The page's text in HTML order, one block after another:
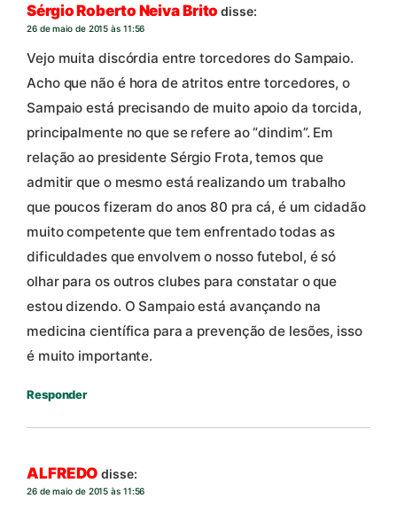
Sérgio Roberto Neiva Brito disse:
26 de maio de 2015 às 11:56
Vejo muita discórdia entre torcedores do Sampaio.
Acho que não é hora de atritos entre torcedores, o
Sampaio está precisando de muito apoio da torcida,
principalmente no que se refere ao “dindim”. Em
relação ao presidente Sérgio Frota, temos que
admitir que o mesmo está realizando um trabalho
que poucos fizeram do anos 80 pra cá, é um cidadão
muito competente que tem enfrentado todas as
dificuldades que envolvem o nosso futebol, é só
olhar para os outros clubes para constatar o que
estou dizendo. O Sampaio está avançando na
medicina científica para a prevenção de lesões, isso
é muito importante.
Responder
ALFREDO disse:
26 de maio de 2015 às 11:56